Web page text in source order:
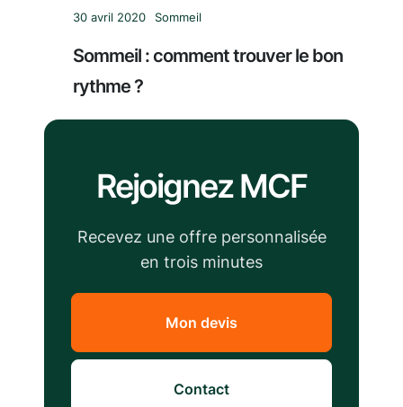
30 avril 2020 Sommeil
Sommeil : comment trouver le bon
rythme ?
Rejoignez MCF
Recevez une offre personnalisée
en trois minutes
Mon devis
Contact